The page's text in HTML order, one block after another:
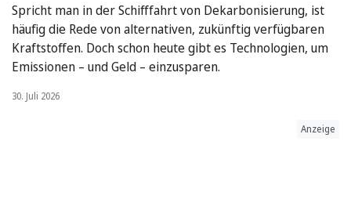
Spricht man in der Schifffahrt von Dekarbonisierung, ist
häufig die Rede von alternativen, zukünftig verfügbaren
Kraftstoffen. Doch schon heute gibt es Technologien, um
Emissionen – und Geld – einzusparen.
30. Juli 2026
Anzeige